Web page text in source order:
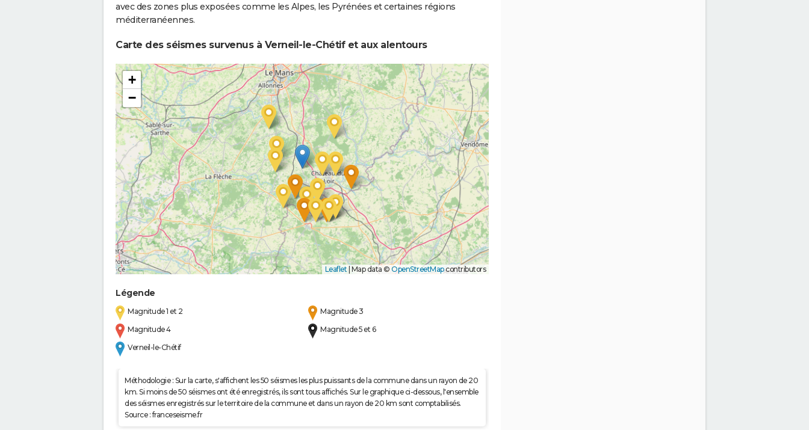
avec des zones plus exposées comme les Alpes, les Pyrénées et certaines régions
méditerranéennes.
Carte des séismes survenus à Verneil-le-Chétif et aux alentours
+
−
Leaflet | Map data © OpenStreetMapcontributors
Légende
Magnitude 1 et 2
Magnitude 3
Magnitude 4
Magnitude 5 et 6
Verneil-le-Chétif
Méthodologie : Sur la carte, s'affichent les 50 séismes les plus puissants de la commune dans un rayon de 20
km. Si moins de 50 séismes ont été enregistrés, ils sont tous affichés. Sur le graphique ci-dessous, l'ensemble
des séismes enregistrés sur le territoire de la commune et dans un rayon de 20 km sont comptabilisés.
Source : franceseisme.fr